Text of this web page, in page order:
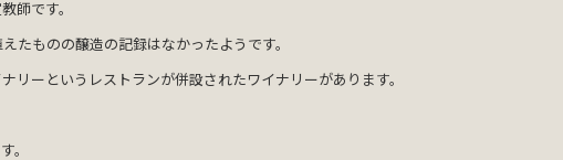
師です。
たものの醸造の記録はなかったようです。
リーというレストランが併設されたワイナリーがあります。
。